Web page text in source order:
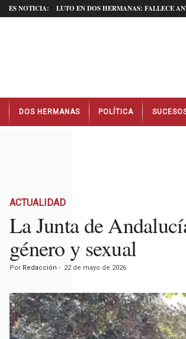
ES NOTICIA: LUTO EN DOS HERMANAS: FALLECE
t
DOS HERMANAS POLÍTICA
ACTUALIDAD
La Junta de
género y sexual
Por Redacción - 22 de mayo de 2026